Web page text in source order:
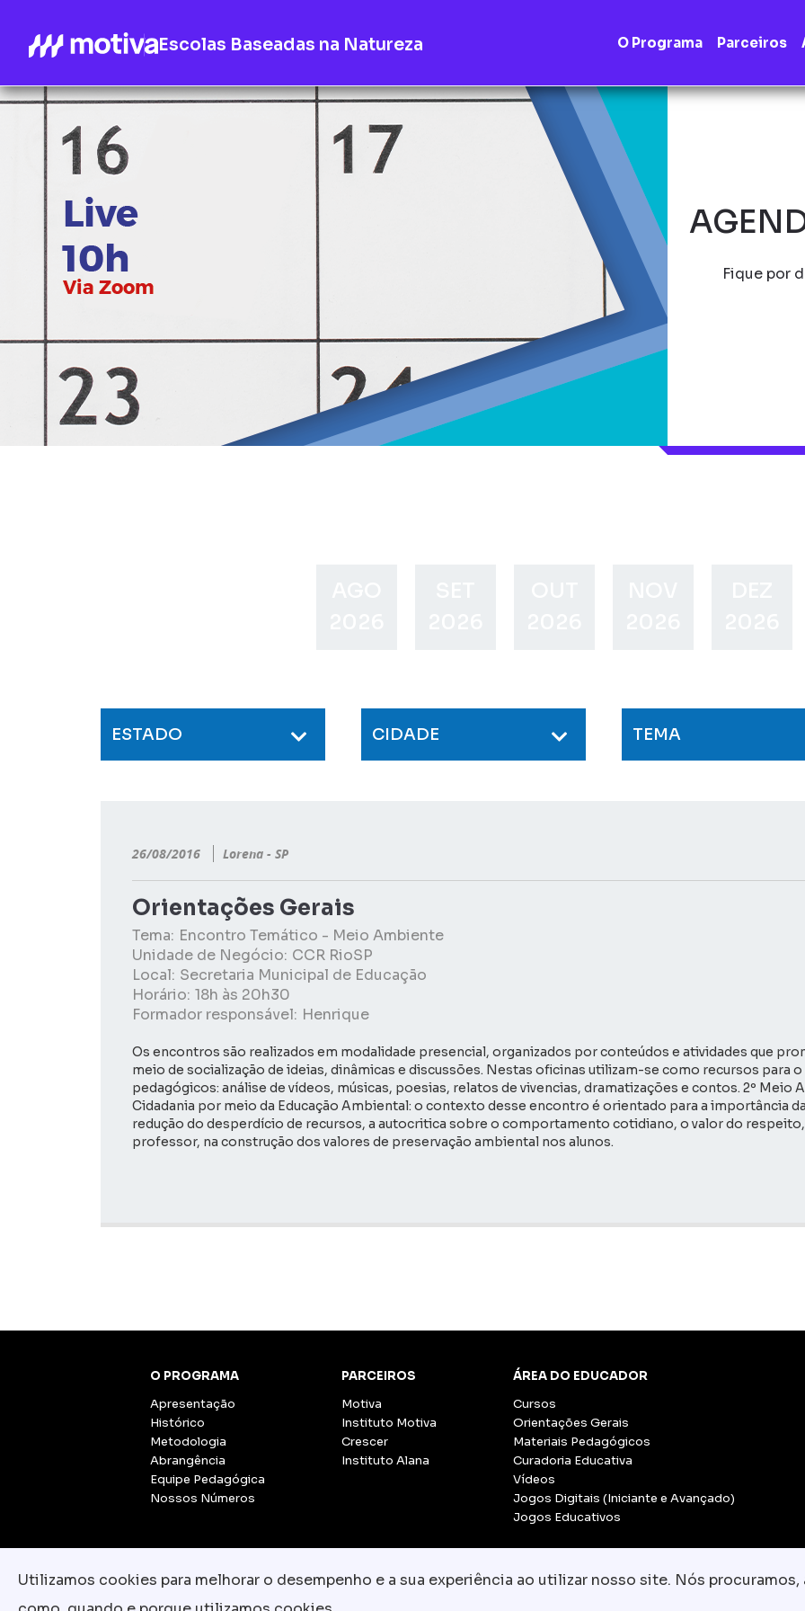
Escolas Baseadas na Natureza O Programa Parceiros
Fique por
ESTADO CIDADE TEMA
26/08/2016 Lorena - SP
Orientações Gerais
Tema: Encontro Temático - Meio Ambiente
Unidade de Negócio: CCR RioSP
Local: Secretaria Municipal de Educação
Horário: 18h às 20h30
Formador responsável: Henrique
Os encontros são realizados em modalidade presencial, organizados por conteúdos e atividades que
meio de socialização de ideias, dinâmicas e discussões. Nestas oficinas utilizam-se como recursos para
pedagógicos: análise de vídeos, músicas, poesias, relatos de vivencias, dramatizações e contos. 2º
Cidadania por meio da Educação Ambiental: o contexto desse encontro é orientado para a importância
redução do desperdício de recursos, a autocritica sobre o comportamento cotidiano, o valor do
professor, na construção dos valores de preservação ambiental nos alunos.
O PROGRAMA
Apresentação
Histórico
Metodologia
Abrangência
Equipe Pedagógica
Nossos Números
PARCEIROS
Motiva
Instituto Motiva
Crescer
Instituto Alana
ÁREA DO EDUCADOR
Cursos
Orientações Gerais
Materiais Pedagógicos
Curadoria Educativa
Vídeos
Jogos Digitais (Iniciante e Avançado)
Jogos Educativos
Utilizamos cookies para melhorar o desempenho e a sua experiência ao utilizar nosso site. Nós